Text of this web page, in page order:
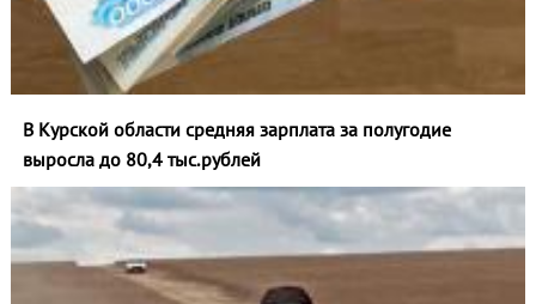
В Курской области средняя зарплата за полугодие
выросла до 80,4 тыс.рублей